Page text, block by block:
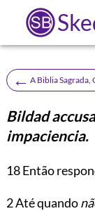
← A Biblia Sagrada,
Bildad
impaciencia.
18Então
2 Até quando